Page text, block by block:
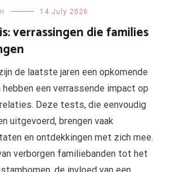
14 July 2026
verrassingen die families
de laatste jaren een opkomende
een verrassende impact op
Deze tests, die eenvoudig
uitgevoerd, brengen vaak
en ontdekkingen met zich mee.
verborgen familiebanden tot het